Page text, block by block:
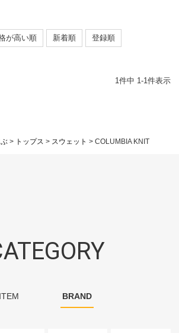
が高い順 新着順
登録順
1件中 1-1件表示
トップス スウェット COLUMBIA KNIT
ITEM BRAND